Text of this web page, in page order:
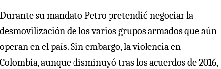
Durante su mandato Petro pretendió negociar la
desmovilización de los varios grupos armados que aún
operan en el país. Sin embargo, la violencia en
Colombia, aunque disminuyó tras los acuerdos de 2016,